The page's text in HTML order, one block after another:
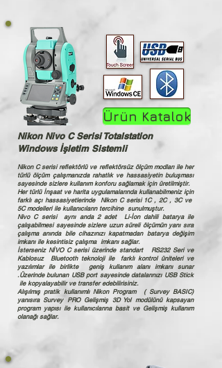
Ürün Katalok
Nikon Nivo C Serisi Totalstation
Windowsİşletim Sistemli
Nikon C serisi reflektörlü ve reflektörsüz ölçüm modları ile her
türlü ölçüm çalışmanızda rahatlık ve hassasiyetin buluşması
sayesinde sizlere kullanım konforu sağlamak için üretilmiştir.
Her türlü İnşaat ve harita uygulamalarında kullanabilmeniz için
farklı açı hassasiyetlerinde Nikon C serisi 1C , 2C , 3C ve
5C modelleri ile kullanıcıların tercihine sunulmuştur.
Nivo C serisi aynı anda 2 adet Li-İon dahili batarya ile
çalışabilmesi sayesinde sizlere uzun süreli ölçümün yanı sıra
çalışma anında bile cihazınızı kapatmadan batarya değişim
imkanı ile kesintisiz çalışma imkanı sağlar.
İsterseniz NİVO C serisi üzerinde standart RS232 Seri ve
Kablosuz Bluetooth teknoloji ile farklı kontrol üniteleri ve
yazılımlar ile birlikte geniş kullanım alanı imkanı sunar
.Üzerinde bulunan USB port sayesinde datalarınızı USB Stick
ile kopyalayabilir ve transfer edebilirisiniz.
Alışılmış pratik kullanımlı Nikon Program ( Survey BASIC)
yanısıra Survey PRO Gelişmiş 3D Yol modülünü kapsayan
program yapısı ile kullanıcılarına basit ve Gelişmiş kullanım
olanağı sağlar.